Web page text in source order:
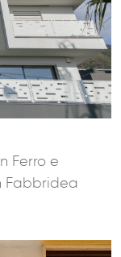
Ferro e
Fabbridea